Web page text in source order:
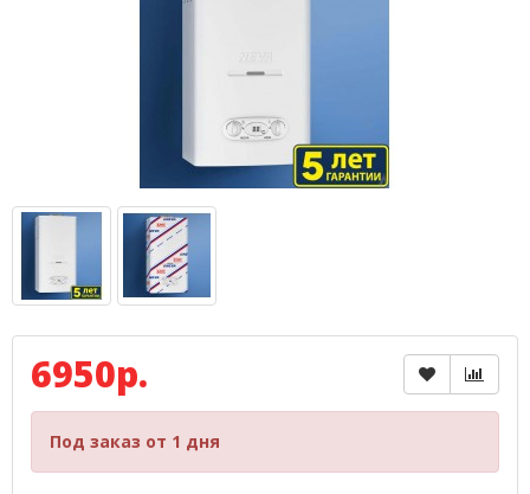
6950р.
Под заказ от 1 дня